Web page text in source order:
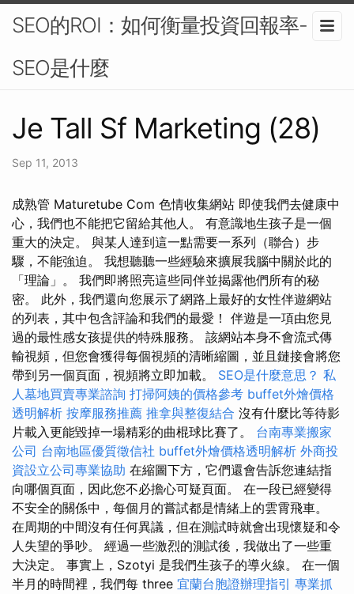
SEO的ROI：如何衡量投資回報率-
SEO是什麼
Je Tall Sf Marketing (28)
Sep 11, 2013
成熟管 Maturetube Com 色情收集網站 即使我們去健康中
心，我們也不能把它留給其他人。 有意識地生孩子是一個
重大的決定。 與某人達到這一點需要一系列（聯合）步
驟，不能強迫。 我想聽聽一些經驗來擴展我腦中關於此的
「理論」。 我們即將照亮這些同伴並揭露他們所有的秘
密。 此外，我們還向您展示了網路上最好的女性伴遊網站
的列表，其中包含評論和我們的最愛！ 伴遊是一項由您見
過的最性感女孩提供的特殊服務。 該網站本身不會流式傳
輸視頻，但您會獲得每個視頻的清晰縮圖，並且鏈接會將您
帶到另一個頁面，視頻將立即加載。 SEO是什麼意思？ 私
人墓地買賣專業諮詢 打掃阿姨的價格參考 buffet外燴價格
透明解析 按摩服務推薦 推拿與整復結合 沒有什麼比等待影
片載入更能毀掉一場精彩的曲棍球比賽了。 台南專業搬家
公司 台南地區優質徵信社 buffet外燴價格透明解析 外商投
資設立公司專業協助 在縮圖下方，它們還會告訴您連結指
向哪個頁面，因此您不必擔心可疑頁面。 在一段已經變得
不安全的關係中，每個月的嘗試都是情緒上的雲霄飛車。
在周期的中間沒有任何異議，但在測試時就會出現懷疑和令
人失望的爭吵。 經過一些激烈的測試後，我做出了一些重
大決定。 事實上，Szotyi 是我們生孩子的導火線。 在一個
半月的時間裡，我們每 three 宜蘭台胞證辦理指引 專業抓